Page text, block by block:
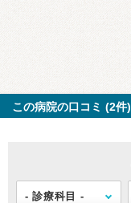
この病院の口コミ (2件)